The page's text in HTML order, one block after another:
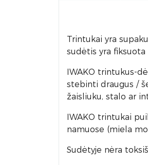
Trintukai yra
sudėtis yra fiksuota
IWAKO trintukus-
stebinti draugus /
žaisliuku, stalo ar
IWAKO trintukai
namuose (miela
Sudėtyje nėra